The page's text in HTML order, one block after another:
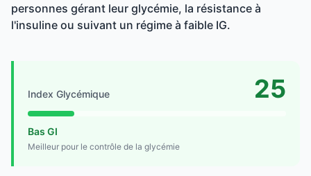
personnes gérant leur glycémie, la résistance à
l'insuline ou suivant un régime à faible IG.
Index Glycémique 25
Bas GI
Meilleur pour le contrôle de la glycémie